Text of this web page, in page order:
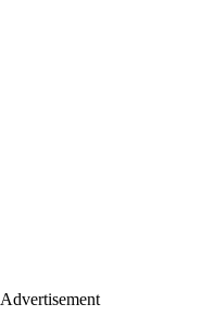
Advertisement